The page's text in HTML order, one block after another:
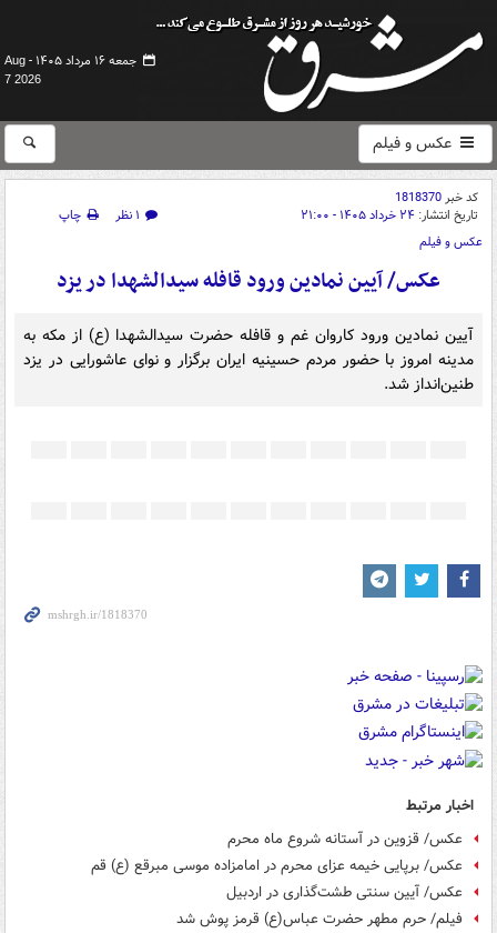
جمعه ۱۶ مرداد ۱۴۰۵ -
Aug
7 2026
عکس و فیلم
کد خبر1818370
تاریخ انتشار: ۲۴ خرداد ۱۴۰۵ - ۲۱:۰۰ ۱ نظر
چاپ
عکس و فیلم
عکس/ آیین نمادین ورود قافله سیدالشهدا در یزد
آیین نمادین ورود کاروان غم و قافله حضرت سیدالشهدا (ع) از مکه به
مدینه امروز با حضور مردم حسینیه ایران برگزار و نوای عاشورایی در یزد
طنین‌انداز شد.
اخبار مرتبط
عکس/ قزوین در آستانه شروع ماه محرم
عکس/ برپایی خیمه عزای محرم در امامزاده موسی مبرقع (ع) قم
عکس/ آیین سنتی طشت‌گذاری در اردبیل
فیلم/ حرم مطهر حضرت عباس(ع) قرمز پوش شد